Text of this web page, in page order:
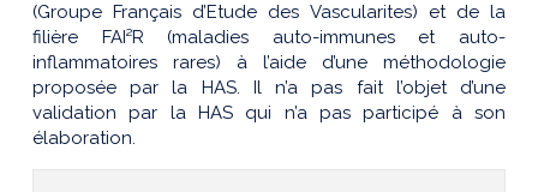
(Groupe Français d’Etude des Vascularites) et de la
filière FAI²R (maladies auto-immunes et auto-
inflammatoires rares) à l’aide d’une méthodologie
proposée par la HAS. Il n’a pas fait l’objet d’une
validation par la HAS qui n’a pas participé à son
élaboration.